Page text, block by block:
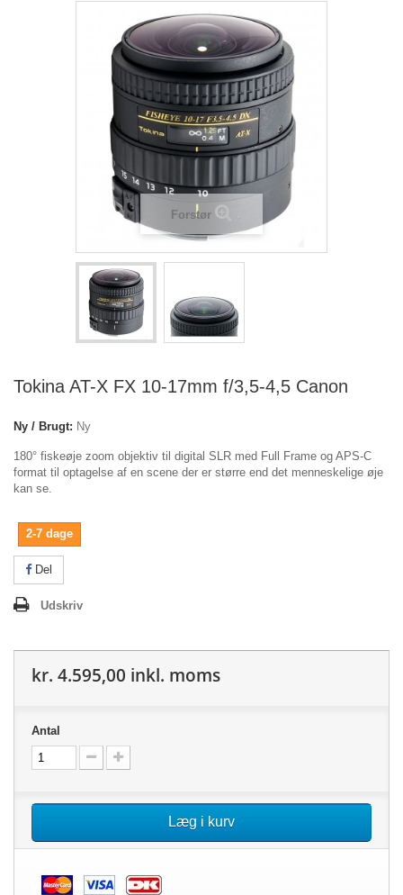
Forstør
Tokina AT-X FX 10-17mm f/3,5-4,5 Canon
Ny / Brugt: Ny
180° fiskeøje zoom objektiv til digital SLR med Full Frame og APS-C
format til optagelse af en scene der er større end det menneskelige øje
kan se.
2-7 dage
Del
Udskriv
kr. 4.595,00 inkl. moms
Antal
Læg i kurv